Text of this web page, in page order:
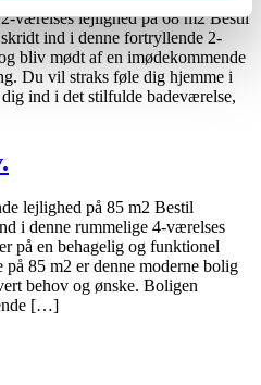
værelses lejlighed på 68 m2 Bestil
ind i denne fortryllende 2-
bliv mødt af en imødekommende
Du vil straks føle dig hjemme i
ind i det stilfulde badeværelse,
lejlighed på 85 m2 Bestil
i denne rummelige 4-værelses
på en behagelig og funktionel
85 m2 er denne moderne bolig
behov og ønske. Boligen
[…]